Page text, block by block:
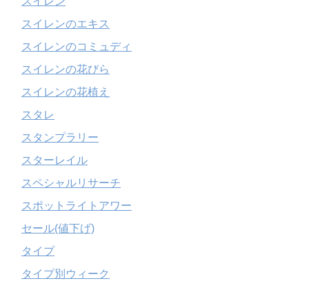
スイレンのエキス
スイレンのコミュディ
スイレンの花びら
スイレンの花植え
スタレ
スタンプラリー
スターレイル
スペシャルリサーチ
スポットライトアワー
セール(値下げ)
タイプ
タイプ別ウィーク